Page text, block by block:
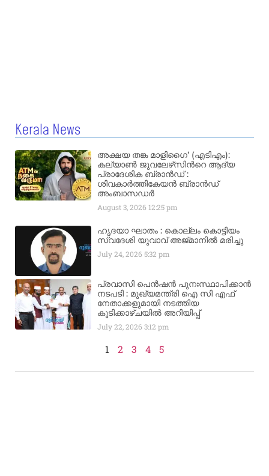
Kerala News
അക്ഷയ തങ്ക മാളിഗൈ’ (എടിഎം):
കല്യാണ്‍ ജുവലേഴ്‌സിന്‍റെ ആദ്യ
പ്രാദേശിക ബ്രാന്‍ഡ് :
ശിവകാര്‍ത്തികേയന്‍ ബ്രാന്‍ഡ്
അംബാസഡര്‍
August 3, 2026 12:25 pm
ഹൃദയാ ഘാതം : കൊല്ലം കൊട്ടിയം
സ്വദേശി യുവാവ് അജ്മാനിൽ മരിച്ചു
July 24, 20265:32 pm
പ്രവാസി പെൻഷൻ പുനഃസ്ഥാപിക്കാൻ
നടപടി : മുഖ്യമന്ത്രി ഐ സി എഫ്
നേതാക്കളുമായി നടത്തിയ
കൂടിക്കാഴ്ചയിൽ അറിയിപ്പ്
July 22, 20263:12 pm
1 2 3 4 5